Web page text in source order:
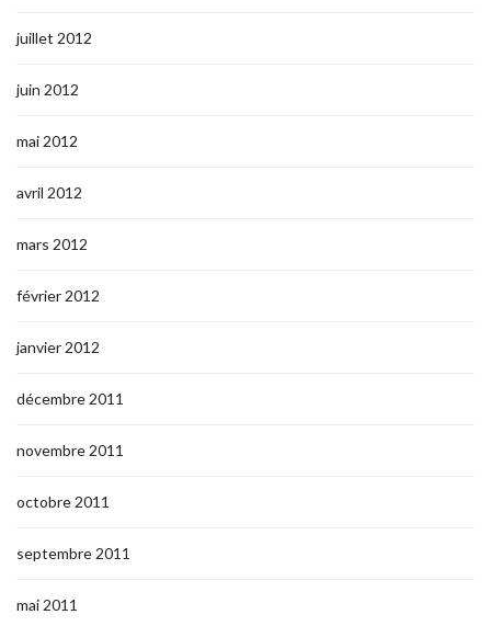
juillet 2012
juin 2012
mai 2012
avril 2012
mars 2012
février 2012
janvier 2012
décembre 2011
novembre 2011
octobre 2011
septembre 2011
mai 2011